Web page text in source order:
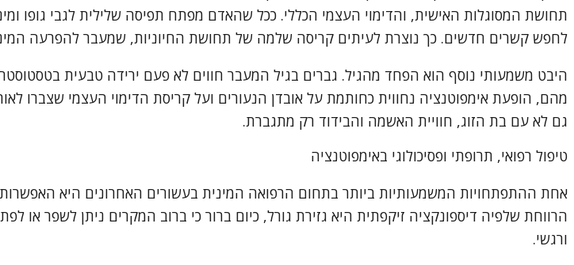
תחושת המסוגלות האישית, והדימוי העצמי הכללי. ככל שהאדם מפתח תפיסה שלילית לגבי גופו
לחפש קשרים חדשים. כך נוצרת לעיתים קריסה שלמה של תחושת החיוניות, שמעבר להפרעה
היבט משמעותי נוסף הוא הפחד מהגיל. גברים בגיל המעבר חווים לא פעם ירידה טבעית
מהם, הופעת אימפוטנציה נחווית כחותמת על אובדן הנעורים ועל קריסת הדימוי העצמי שצברו
גם לא עם בת הזוג, חוויית האשמה והבידוד רק מתגברת.
טיפול רפואי, תרופתי ופסיכולוגי באימפוטנציה
אחת ההתפתחויות המשמעותיות ביותר בתחום הרפואה המינית בעשורים האחרונים היא
הרווחת שלפיה דיספונקציה זיקפתית היא גזירת גורל, כיום ברור כי ברוב המקרים ניתן לשפר או
ורגשי.